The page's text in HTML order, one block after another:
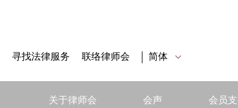
寻找法律服务 联络律师会 简体
关于律师会 会声 会员